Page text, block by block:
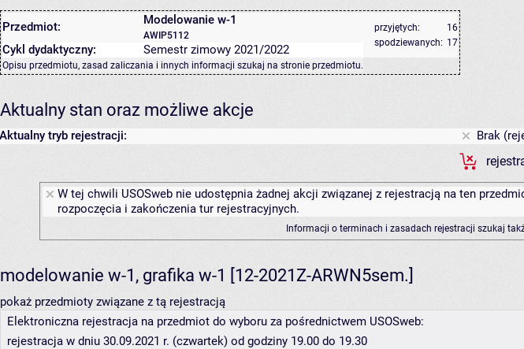
Przedmiot: Modelowanie w-1
AWIP5112
przyjętych:
16
spodziewanych: 17
Cykl dydaktyczny: Semestr zimowy 2021/2022
Opisu przedmiotu, zasad zaliczania i innych informacji szukaj na stronie przedmiotu.
Aktualny stan oraz możliwe akcje
Aktualny tryb rejestracji:
Brak
W tej chwili USOSweb nie udostępnia żadnej akcji związanej z rejestracją na ten
rozpoczęcia i zakończenia tur rejestracyjnych.
Informacji o terminach i zasadach rejestracji szukaj
modelowanie w-1, grafika w-1 [12-2021Z-ARWN5sem.]
pokaż przedmioty związane z tą rejestracją
Elektroniczna rejestracja na przedmiot do wyboru za pośrednictwem USOSweb:
rejestracja w dniu 30.09.2021 r. (czwartek) od godziny 19.00 do 19.30